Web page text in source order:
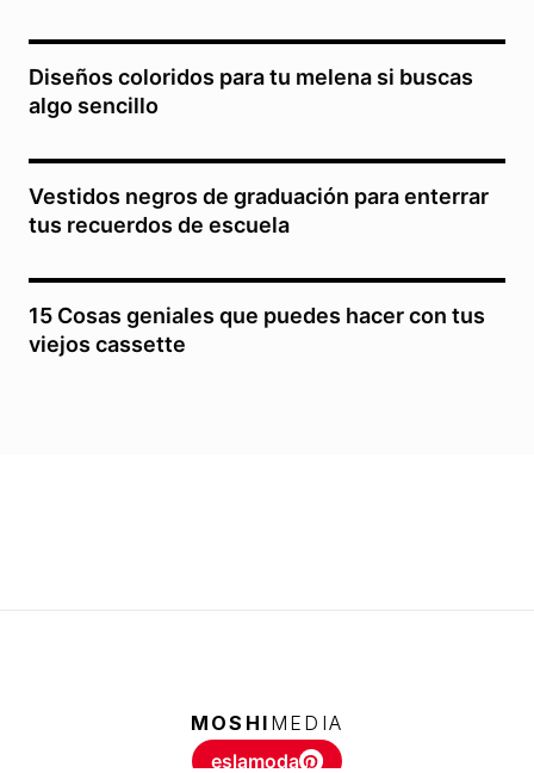
Diseños coloridos para tu melena si buscas
algo sencillo
Vestidos negros de graduación para enterrar
tus recuerdos de escuela
15 Cosas geniales que puedes hacer con tus
viejos cassette
MOSHI MEDIA
eslamoda